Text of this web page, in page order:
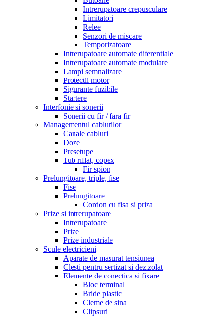
Intrerupatoare crepusculare
Limitatori
Relee
Senzori de miscare
Temporizatoare
Intrerupatoare automate diferentiale
Intrerupatoare automate modulare
Lampi semnalizare
Protectii motor
Sigurante fuzibile
Startere
Interfonie si sonerii
Sonerii cu fir / fara fir
Managementul cablurilor
Canale cabluri
Doze
Presetupe
Tub riflat, copex
Fir spion
Prelungitoare, triple, fise
Fise
Prelungitoare
Cordon cu fisa si priza
Prize si intrerupatoare
Intrerupatoare
Prize
Prize industriale
Scule electricieni
Aparate de masurat tensiunea
Clesti pentru sertizat si dezizolat
Elemente de conectica si fixare
Bloc terminal
Bride plastic
Cleme de sina
Clipsuri